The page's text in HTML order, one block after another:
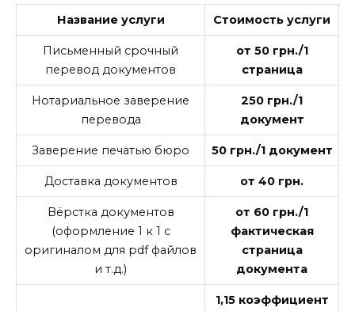
Название услуги Стоимость услуги
Письменный срочный
перевод документов
от 50 грн./1
страница
Нотариальное заверение
перевода
250 грн./1
документ
Заверение печатью бюро 50 грн./1 документ
Доставка документов от 40 грн.
Вёрстка документов
(оформление 1 к 1 с
оригиналом для pdf файлов
и т.д.)
от 60 грн./1
фактическая
страница
документа
1,15 коэффициент